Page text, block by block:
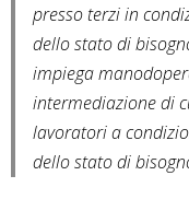
presso terzi in
dello stato di
impiega
intermediazione di
lavoratori a
dello stato di